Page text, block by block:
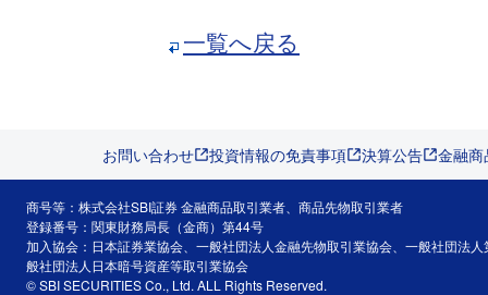
一覧へ戻る
お問い合わせ 投資情報の免責事項 決算公告 金融
商号等：株式会社SBI証券 金融商品取引業者、商品先物取引業者
登録番号：関東財務局長（金商）第44号
加入協会：日本証券業協会、一般社団法人金融先物取引業協会、一般社団法
般社団法人日本暗号資産等取引業協会
© SBI SECURITIES Co., Ltd. ALL Rights Reserved.